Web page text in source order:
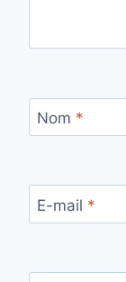
Nom *
E-mail *